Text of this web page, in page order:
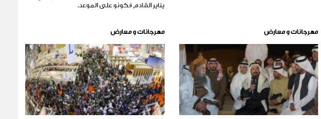
يناير القادم فكونو على الموعد.
مهرجانات و معارض مهرجانات و معارض